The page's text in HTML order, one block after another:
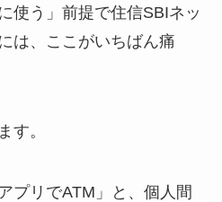
使う」前提で住信SBIネッ
は、ここがいちばん痛
す。
プリでATM」と、個人間